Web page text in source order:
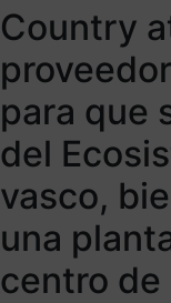
de
¿Te interesa?
Country
para que
del
vasco,
una
centro de